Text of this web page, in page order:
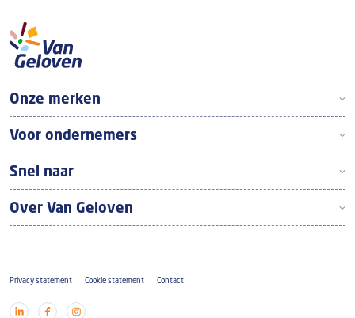
Boven footer
Onze merken
Voor ondernemers
Snel naar
Over Van Geloven
Footer
Privacy statement Cookie statement Contact